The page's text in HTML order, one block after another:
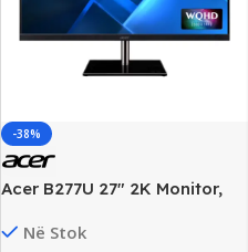
-38%
Acer B277U 27″ 2K Monitor,
Në Stok